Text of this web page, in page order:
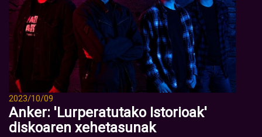
2023/10/09
Anker: 'Lurperatutako Istorioak'
diskoaren xehetasunak